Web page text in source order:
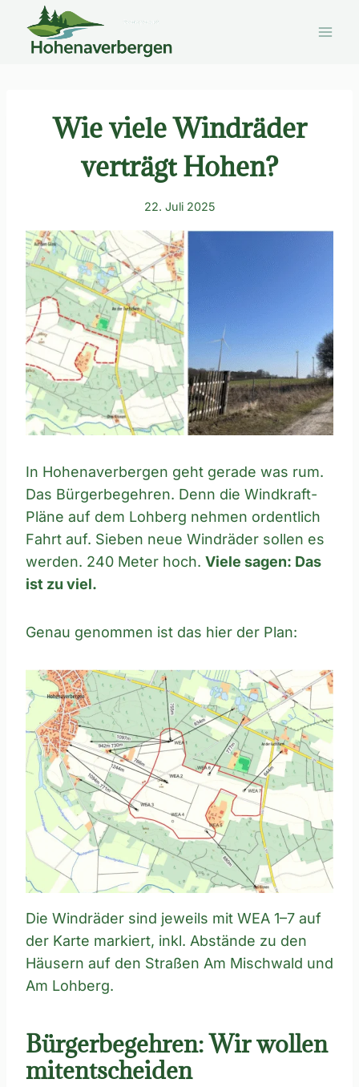
Inhalt
springen
Wie viele Windräder
verträgt Hohen?
22. Juli 2025
In Hohenaverbergen geht gerade was rum.
Das Bürgerbegehren. Denn die Windkraft-
Pläne auf dem Lohberg nehmen ordentlich
Fahrt auf. Sieben neue Windräder sollen es
werden. 240 Meter hoch. Viele sagen: Das
ist zu viel.
Genau genommen ist das hier der Plan:
Die Windräder sind jeweils mit WEA 1–7 auf
der Karte markiert, inkl. Abstände zu den
Häusern auf den Straßen Am Mischwald und
Am Lohberg.
Bürgerbegehren: Wir wollen
mitentscheiden